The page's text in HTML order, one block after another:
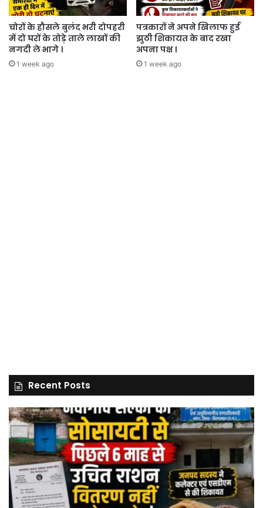
चोरों के हौसले बुलंद भरी दोपहरी
में दो घरों के तोड़े ताले लाखों की
नगदी ले भागे ।
1 week ago
पत्रकारों ने अपने खिलाफ हुई
झुठी शिकायत के बाद रखा
अपना पक्ष ।
1 week ago
Recent Posts